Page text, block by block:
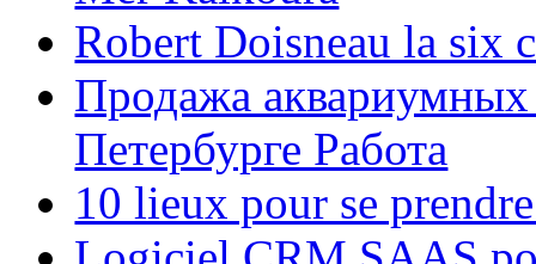
Robert Doisneau la six
Продажа аквариумных
Петербурге Работа
10 lieux pour se